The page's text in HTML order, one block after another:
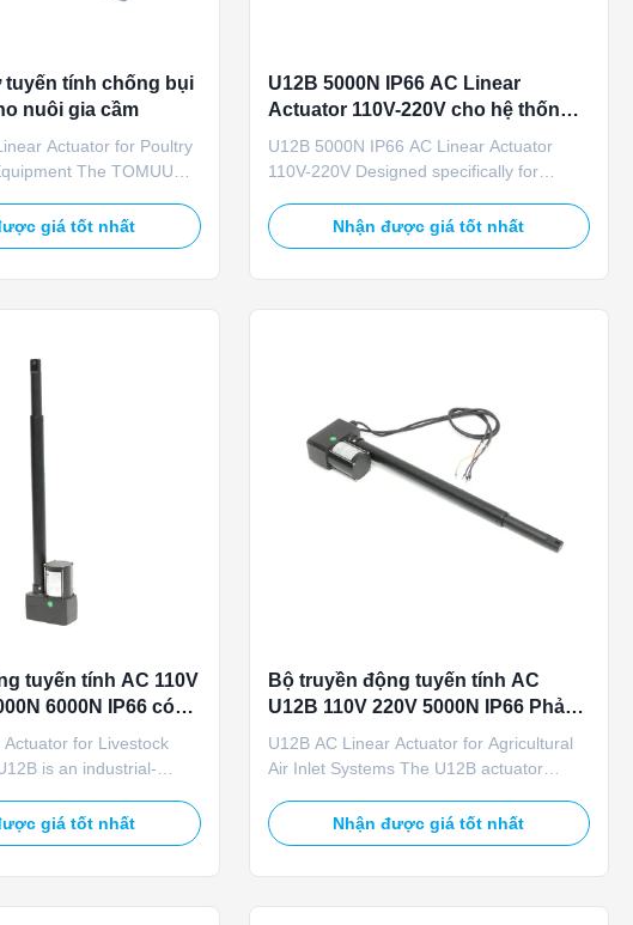
tuyến tính chống bụi
nuôi gia cầm
Actuator for Poultry
The TOMUU
and ventilation windows
This 24V DC unit
giá tốt nhất
U12B 5000N IP66 AC Linear
Actuator 110V-220V cho hệ thống
thông gió đường vào không khí
nông nghiệp
U12B 5000N IP66 AC Linear Actuator
110V-220V Designed specifically for
systems, this industrial-grade linear
actuator delivers reliable performance in
Nhận được giá tốt nhất
tuyến tính AC 110V
6000N IP66 có
hệ thống thông
chăn nuôi
Actuator for Livestock
is an industrial-
smart ventilation
actuator supports
giá tốt nhất
Bộ truyền động tuyến tính AC
U12B 110V 220V 5000N IP66 Phản
hồi chiết áp cho cửa nạp khí nông
nghiệp
U12B AC Linear Actuator for Agricultural
Air Inlet Systems The U12B actuator
designed for agricultural air inlet systems.
Operating on 110V/220V AC power, this
Nhận được giá tốt nhất